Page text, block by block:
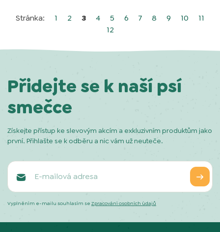
Stránka: 1 2 3 4 5 6 7 8 9 10
11
12
Přidejte se k naší psí
smečce
Získejte přístup ke slevovým akcím a exkluzivním produktům jako
první. Přihlašte se k odběru a nic vám už neuteče.
Vyplněním e-mailu souhlasím se Zpracování osobních údajů